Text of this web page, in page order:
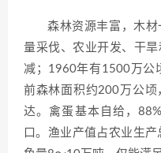
森林资源丰富，木
量采伐、农业开发、干
减；1960年有1500万公
前森林面积约200万公顷
达。禽蛋基本自给，
口。渔业产值占农业生